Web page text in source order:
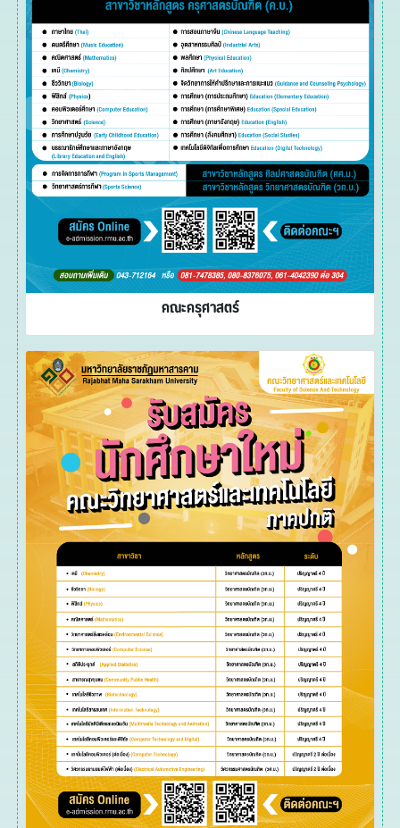
คณะครุศาสตร์